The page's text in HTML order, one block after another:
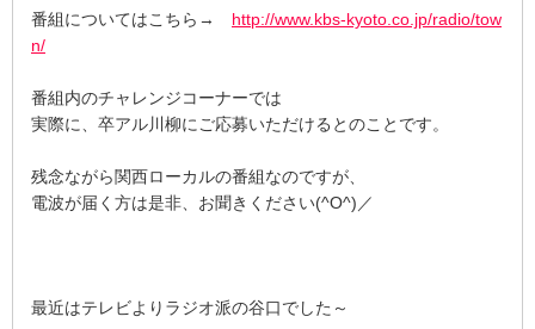
番組についてはこちら→ http://www.kbs-kyoto.co.jp/radio/tow
n/
番組内のチャレンジコーナーでは
実際に、卒アル川柳にご応募いただけるとのことです。
残念ながら関西ローカルの番組なのですが、
電波が届く方は是非、お聞きください(^O^)／
最近はテレビよりラジオ派の谷口でした～